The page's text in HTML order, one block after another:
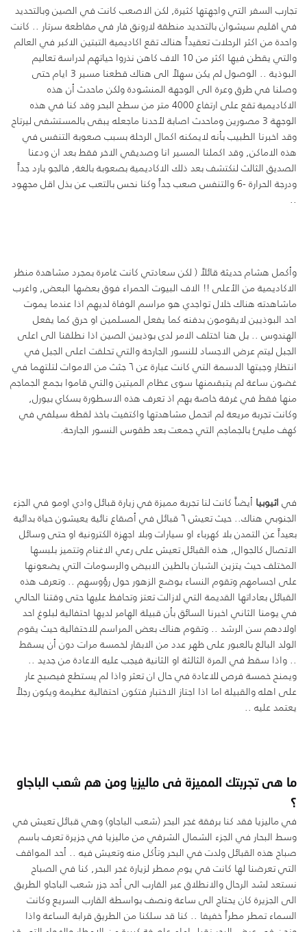
تجارب السفر التي واجهتها كثيرة, لكن الاصعب كانت في الصين وبالتحديد
في اقليم سيشوان بالتحديد منطقة لارونق قار في مقاطعة سرتار .. كانت
واحدة من اكثر الرحلات تعقيداً هناك تقع اكاديمية التبتين الاكبر في العالم
والتي يقطن فيها اكثر من 10 الاف كاهن نذروا حياتهم لدراسة تعاليم
البوذية .. الوصول لم يكن سهلاً الى هناك قطعنا مسير 3 ايام حتى
وصلنا في طرق وعرة الى الوجهة المنشودة ولكن ماحدث أن هذه
الاكاديمية تقع على ارتفاع 4000 متر من سطح البحر وقد كنا في هذه
الوجهة 3 مصورين وماحدث اصابة لأحدنا ماجعله يبقى بالمستشفى ليرتاح
وقد اخبرنا الطبيب بأنه لايمكنه اكمال الرحلة بسبب صعوبة التنفس في
هذه الاماكن, وقد اكملنا المسير انا وصديقي الاخر فقط بعد ان ودعنا
الصديق الثالث لنكتشف بعد ذلك الاكاديمية بصعوبة بالغة, فالجو بارد جداً
ودرجة الحرارة -6 والتنفس صعب جداً وكنا نحس بالتعب عن بذل اقل مجهود
وأكمل هشام حديثة قائلاً ( لكن سعادتي كانت غامرة بمجرد مشاهدة منظر
الاكاديمية من الأعلى !! الاف البيوت الحمراء فوق بعضها البعض, واغرب
ماشاهدته هناك خلال تواجدي هو مراسم الوفاة لديهم اذا عندما يموت
احد البوذيين لايقومون بدفنه كما يفعل المسلمين او حرق كما يفعل
الهندوس .. بل هنا اختلف الامر لدى بوذيين الصين اذا نطلقنا الى اعلى
الجبل ليتم عرض الاجساد للنسور الجارحة والتي تحلقت اعلى الجبل في
انتظار وجبتها الدسمة التي كانت عبارة عن ٦ جثث من الاموات لتلتهما في
غضون ساعة لم يتبقىمنها سوى عظام الميتين والتي قاموا بجمع الجماجم
منها فقط في غرفة خاصة بهم اذ تعرف هذه الاسطورة بسكاي بيورل,
وكانت تجربة مريعة لم اتحمل مشاهدتها واكتفيت باخذ لقطة سيلفي في
كهف مليئ بالجماجم التي جمعت بعد طقوس النسور الجارحة.
فياثيوبياأيضاً كانت لنا تجربة مميزة في زيارة قبائل وادي اومو في الجزء
الجنوبي هناك.. حيث تعيش ٦ قبائل في أصقاع نائية يعيشون حياة بدائية
بعيداً عن التمدن بلا كهرباء او سيارات وبلا اجهزة الكترونية او حتى وسائل
الاتصال كالجوال, هذه القبائل تعيش على رعي الاغنام وتتميز بلبسها
المختلف حيث يتزين الشبان بالطين الابيض والرسومات التي يضعونها
على اجسامهم وتقوم النساء بوضع الزهور حول رؤوسهم .. وتعرف هذه
القبائل بعاداتها القديمة التي لازالت تعتز وتحافظ عليها حتى وقتنا الحالي
في يومنا الثاني اخبرنا السائق بأن قبيلة الهامر لديها احتفالية لبلوغ احد
اولادهم سن الرشد .. وتقوم هناك بعض المراسم للاحتفالية حيث يقوم
الولد البالغ بالعبور على ظهر عدد من الابقار لخمسة مرات دون أن يسقط
.. واذا سقط في المرة الثالثة او الثانية فيجب عليه الاعادة من جديد ..
ويمنح خمسة فرص للاعادة في حال ان تعثر واذا لم يستطع فيصبح عار
على اهله والقبيلة اما اذا اجتاز الاختبار فتكون احتفالية عظيمة ويكون رجلاً
يعتمد عليه ..
ما هى تجربتك المميزة فى ماليزيا ومن هم شعب الباجاو
في ماليزيا فقد كنا برفقة غجر البحر (شعب الباجاو) وهي قبائل تعيش في
وسط البحار في الجزء الشمال الشرقي من ماليزيا في جزيرة تعرف باسم
صباح هذه القبائل ولدت في البحر وتأكل منه وتعيش فيه .. أحد المواقف
التي تعرضنا لها كانت في يوم ممطر لزيارة غجر البحر, كنا في الصباح
نستعد لشد الرحال والانطلاق عبر القارب الى أحد جزر شعب الباجاو الطريق
الى الجزيرة كان يحتاج الى ساعة ونصف بواسطة القارب السريع وكانت
السماء تمطر مطراً خفيفا .. كنا قد سلكنا من الطريق قرابة الساعة واذا